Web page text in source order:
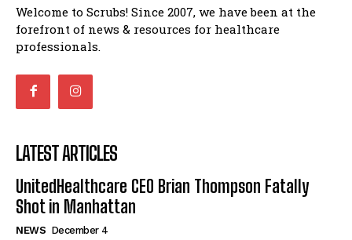
Welcome to Scrubs! Since 2007, we have been at the
forefront of news & resources for healthcare
professionals.
LATEST ARTICLES
UnitedHealthcare CEO Brian Thompson Fatally
Shot in Manhattan
NEWS December 4